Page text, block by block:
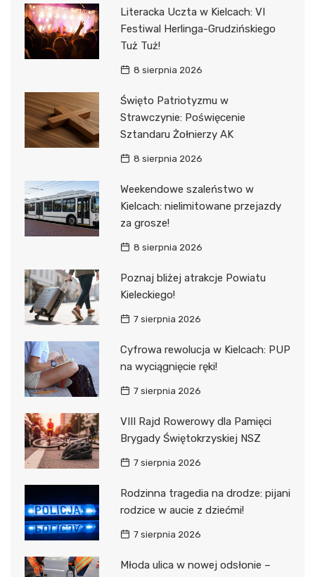
Literacka Uczta w Kielcach: VI
Festiwal Herlinga-Grudzińskiego
Tuż Tuż!
8 sierpnia 2026
Święto Patriotyzmu w
Strawczynie: Poświęcenie
Sztandaru Żołnierzy AK
8 sierpnia 2026
Weekendowe szaleństwo w
Kielcach: nielimitowane przejazdy
za grosze!
8 sierpnia 2026
Poznaj bliżej atrakcje Powiatu
Kieleckiego!
7 sierpnia 2026
Cyfrowa rewolucja w Kielcach: PUP
na wyciągnięcie ręki!
7 sierpnia 2026
VIII Rajd Rowerowy dla Pamięci
Brygady Świętokrzyskiej NSZ
7 sierpnia 2026
Rodzinna tragedia na drodze: pijani
rodzice w aucie z dziećmi!
7 sierpnia 2026
Młoda ulica w nowej odsłonie –